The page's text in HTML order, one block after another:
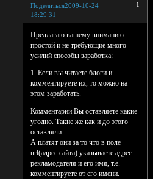
Поделиться 1
2009-10-24
18:29:31
Предлагаю вашему вниманию
простой и не требующие много
усилий способы заработка:
1. Если вы читаете блоги и
комментируете их, то можно на
этом заработать.
Комментарии Вы оставляете какие
угодно. Такие же как и до этого
оставляли.
А платят они за то что в поле
url(адрес сайта) указываете адрес
рекламодателя и его имя, т.е.
комментируете от его имени.